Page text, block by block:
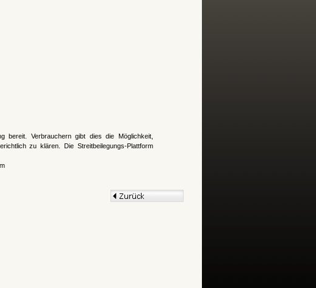
bereit. Verbrauchern gibt dies die Möglichkeit,
zu klären. Die Streitbeilegungs-Plattform